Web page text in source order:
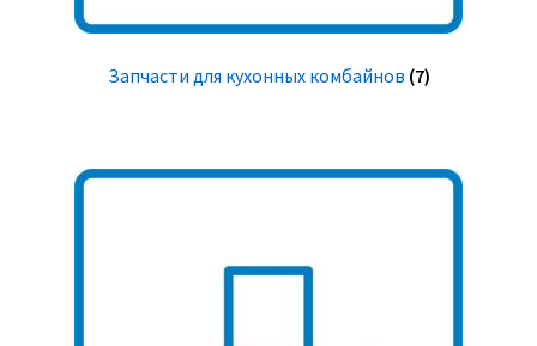
Запчасти для кухонных комбайнов (7)